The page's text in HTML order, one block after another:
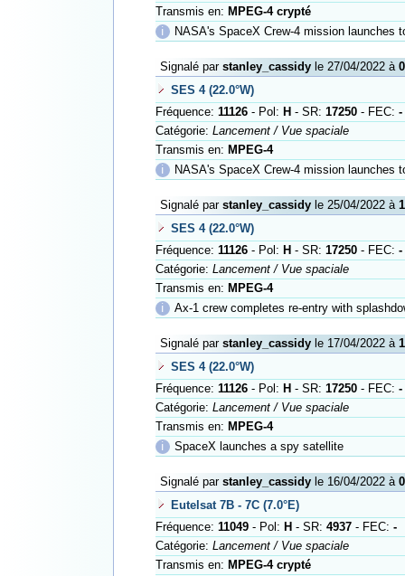
Transmis en: MPEG-4 crypté
ℹ
NASA's SpaceX Crew-4 mission launches
Signalé par stanley_cassidyle 27/04/2022 à
SES 4 (22.0°W)
Fréquence: 11126- Pol: H - SR: 17250- FEC: -
Catégorie: Lancement / Vue spaciale
Transmis en: MPEG-4
ℹ
NASA's SpaceX Crew-4 mission launches
Signalé par stanley_cassidyle 25/04/2022 à
SES 4 (22.0°W)
Fréquence: 11126- Pol: H - SR: 17250- FEC: -
Catégorie: Lancement / Vue spaciale
Transmis en: MPEG-4
ℹ
Ax-1 crew completes re-entry with
Signalé par stanley_cassidyle 17/04/2022 à
SES 4 (22.0°W)
Fréquence: 11126- Pol: H - SR: 17250- FEC: -
Catégorie: Lancement / Vue spaciale
Transmis en: MPEG-4
ℹ
SpaceX launches a spy satellite
Signalé par stanley_cassidyle 16/04/2022 à
Eutelsat 7B - 7C (7.0°E)
Fréquence: 11049- Pol: H - SR: 4937- FEC: -
Catégorie: Lancement / Vue spaciale
Transmis en: MPEG-4 crypté